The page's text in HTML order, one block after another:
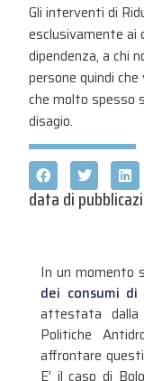
Gli interventi di
esclusivamente ai
dipendenza, a chi
persone quindi
che molto spesso
disagio.
data di
In un momento
dei consumi di
attestata dalla
Politiche
affrontare
E’ il caso di